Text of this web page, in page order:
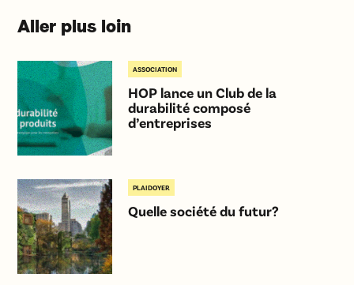
Aller plus loin
ASSOCIATION
HOP lance un Club de la
durabilité composé
d’entreprises
PLAIDOYER
Quelle société du futur?